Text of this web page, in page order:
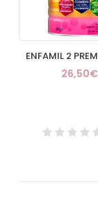
26,50€